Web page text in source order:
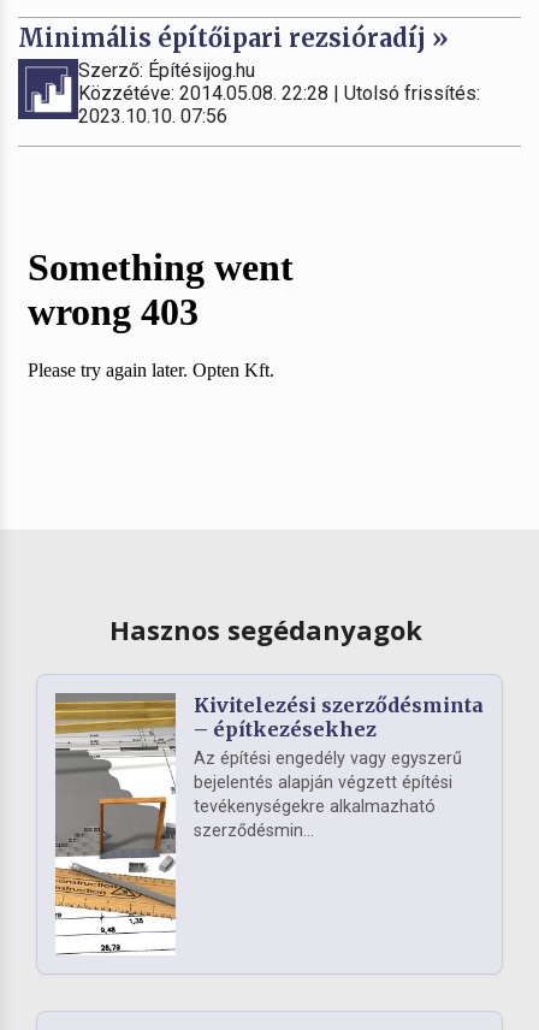
Minimális építőipari rezsióradíj »
Szerző: Építésijog.hu
Közzétéve: 2014.05.08. 22:28 | Utolsó frissítés:
2023.10.10. 07:56
Hasznos segédanyagok
Kivitelezési szerződésminta
– építkezésekhez
Az építési engedély vagy egyszerű
bejelentés alapján végzett építési
tevékenységekre alkalmazható
szerződésmin...